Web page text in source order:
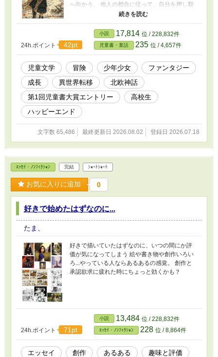
へ向かう。 他人の都合に従って、自分を押し殺
して生きるのは子供にとっては危険です。この
を子供たちに伝えたいという思いを込め、子供
を導く大人や子供向けの物語を書く人にも感じ
取ってもらえたらと思って書き始めました。
24h.ポイント 42pt
小説 17,814 位 / 228,832件
児童書・童話 235 位 / 4,657件
児童文学 冒険 少年少女
ファンタジー
成長
異世界転移
北欧神話
第1回児童書大賞エントリー
高校生
ハッピーエンド
文字数 65,486 最終更新日 2026.08.02 登録日 2026.07.18
ｴｯｾｲ・ﾉﾝﾌｨｸｼｮﾝ 完結 ｼｮｰﾄｼｮｰﾄ
お気に入りに追加 0
好きで始めたはずなのに...
たま、
好きで描いていたはずなのに、いつの間にか評
価が気になってしまう 絵や書き物や創作いろい
ろ...やっている人ならあるあるの感覚。 創作と
承認欲求に疲れた時にちょっと効くかも？
24h.ポイント 71pt
小説 13,484 位 / 228,832件
ｴｯｾｲ・ﾉﾝﾌｨｸｼｮﾝ 228 位 / 8,864件
エッセイ 創作 あるある 趣味と評価